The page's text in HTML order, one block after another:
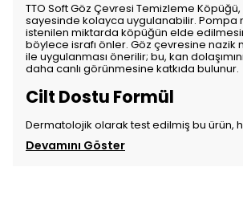
TTO Soft Göz Çevresi Temizleme
sayesinde kolayca uygulanabilir. Pompa
istenilen miktarda köpüğün elde
böylece israfı önler. Göz çevresine nazik
ile uygulanması önerilir; bu, kan
daha canlı görünmesine katkıda bulunur.
Cilt Dostu Formül
Dermatolojik olarak test edilmiş bu ürün,
Devamını Göster